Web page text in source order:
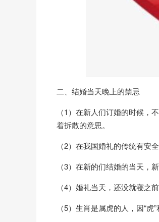
二、结婚当天晚上的禁忌
（1）在新人们订婚的时候
着拆散的意思。
（2）在我国婚礼的传统有安
（3）在新的们结婚的当天，
（4）婚礼当天，还没就寝之
（5）生肖是属虎的人，因“虎